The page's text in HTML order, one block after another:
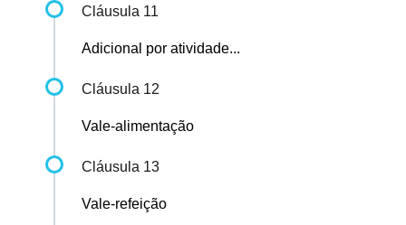
Cláusula 11
Adicional por atividade...
Cláusula 12
Vale-alimentação
Cláusula 13
Vale-refeição